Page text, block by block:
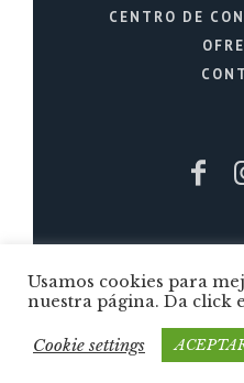
CENTRO DE
los Derechos
Usamos cookies para
nuestra página. Da click
Cookie settings